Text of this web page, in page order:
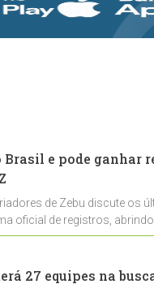
Brasil e pode ganhar
de Zebu discute os
oficial de registros,
27 equipes na